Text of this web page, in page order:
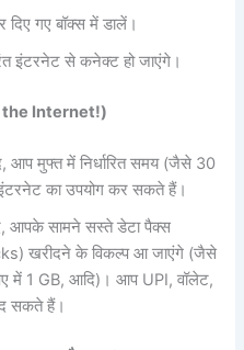
दिए गए बॉक्स में डालें।
इंटरनेट से कनेक्ट हो जाएंगे।
the Internet!)
मुफ्त में निर्धारित समय (जैसे 30
का उपयोग कर सकते हैं।
आपके सामने सस्ते डेटा पैक्स
खरीदने के विकल्प आ जाएंगे (जैसे
में 1 GB, आदि)। आप UPI, वॉलेट,
सकते हैं।